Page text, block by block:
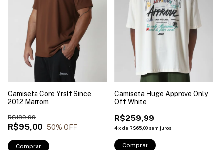
Camiseta Core Yrslf Since
2012 Marrom
R$95,00
R$189,99
50% OFF
Comprar
Camiseta Huge Approve Only
Off White
R$259,99
4x de R$65,00 sem juros
Comprar